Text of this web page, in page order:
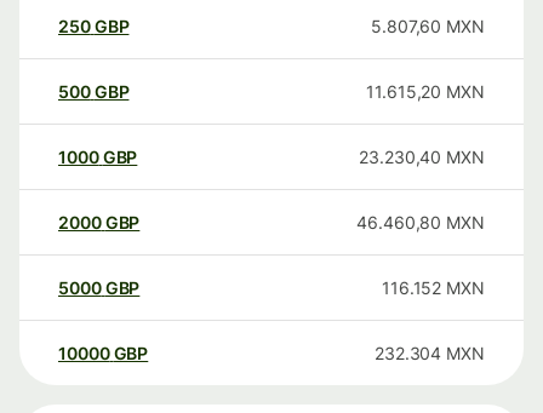
250GBP 5.807,60 MXN
500GBP 11.615,20 MXN
1000GBP 23.230,40 MXN
2000GBP 46.460,80 MXN
5000GBP 116.152 MXN
10000 GBP 232.304 MXN